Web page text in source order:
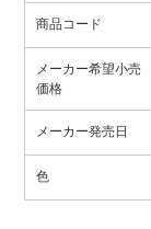
商品コード
メーカー希望小売
価格
メーカー発売日
色